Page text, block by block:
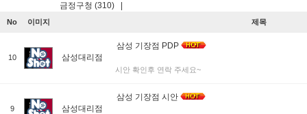
금정구청 (310)
No 이미지 제목
10 삼성대리점
삼성 기장점 PDP
시안 확인후 연락 주세요~
9 삼성대리점
삼성 기장점 시안